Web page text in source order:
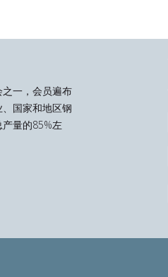
一，会员遍布
国家和地区钢
量的85%左